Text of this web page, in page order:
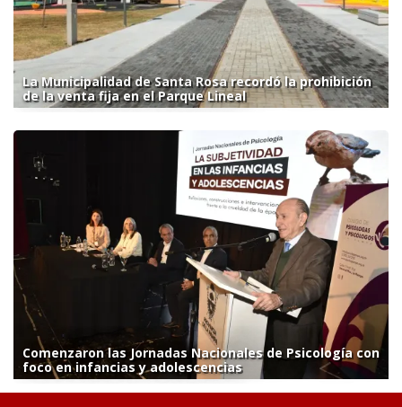
La Municipalidad de Santa Rosa recordó la prohibición
de la venta fija en el Parque Lineal
Comenzaron las Jornadas Nacionales de Psicología con
foco en infancias y adolescencias